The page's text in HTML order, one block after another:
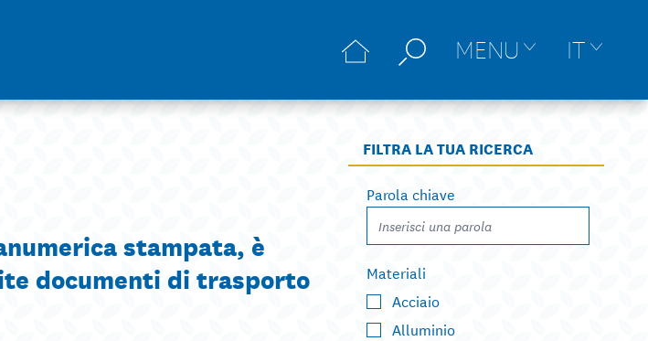
MENU IT
stampata, è
documenti di trasporto
FILTRA LA TUA RICERCA
Parola chiave
Materiali
Acciaio
Alluminio